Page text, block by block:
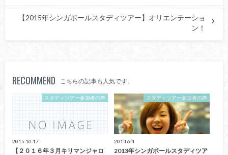
【2015年シンガポールスタディツアー】オリエンテーショ
ン！
RECOMMEND こちらの記事も人気です。
スタディツアー参加者の声
2015.10.17
【２０１６年３月キリマンジャロ
スタディツアー参加者の声
2014.6.4
2013年シンガポールスタディツア